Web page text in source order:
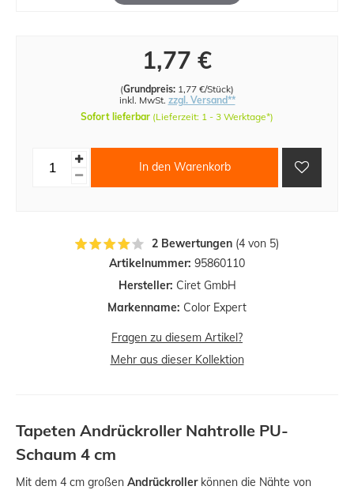
Artikelnummer: 95860110
Hersteller: Ciret GmbH
Markenname: Color Expert
1,77 €
(Grundpreis: 1,77 €/Stück)
inkl. MwSt. zzgl. Versand**
Sofort lieferbar (Lieferzeit: 1 - 3 Werktage*)
In den Warenkorb
Fragen zu diesem Artikel?
Mehr aus dieser Kollektion
2 Bewertungen (4 von 5)
Tapeten Andrückroller Nahtrolle PU-
Schaum 4 cm
Mit dem 4 cm großen Andrückroller können die Nähte von